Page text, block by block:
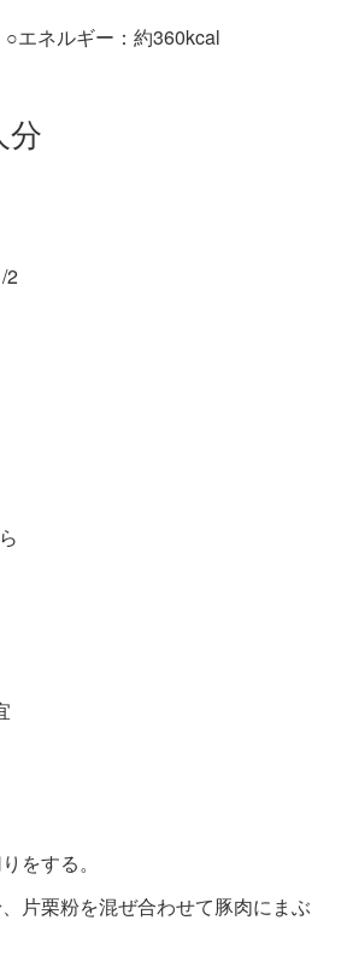
エネルギー：約360kcal
分
2
をする。
、片栗粉を混ぜ合わせて豚肉にまぶ